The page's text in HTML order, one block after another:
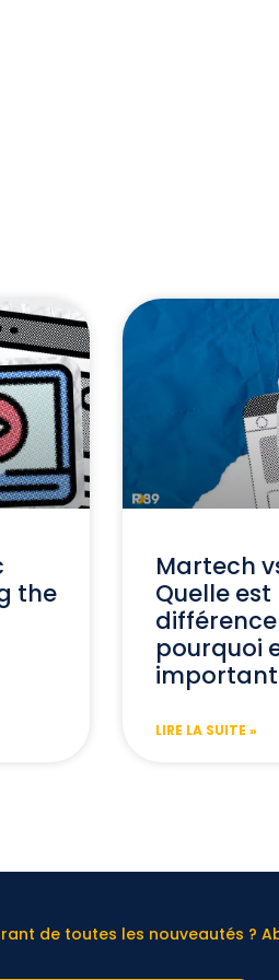
the
Martech
Quelle est
pourquoi
important
LIRE LA SUITE »
de toutes les nouveautés ?